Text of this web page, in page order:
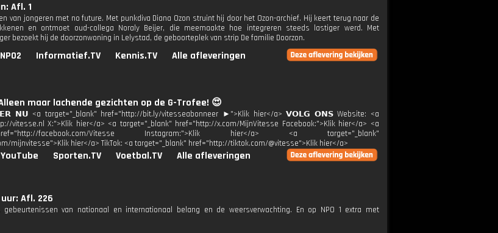
Afl. 1
van jongeren met no future. Met punkdiva Diana Ozon struint hij door het Ozon-archief. Hij keert terug naar de
en ontmoet oud-collega Noraly Beijer, die meemaakte hoe integreren steeds lastiger werd. Met
bezoekt hij de doorzonwoning in Lelystad, de geboorteplek van strip De familie Doorzon.
NPO2 Informatief.TV Kennis.TV Alle afleveringen
Alleen maar lachende gezichten op de G-Trofee! 😍
<a target="_blank" href="http://bit.ly/vitesseabonneer ►">Klik hier</a> 𝗩𝗢𝗟𝗚 𝗢𝗡𝗦 Website: <a
vitesse.nl X:">Klik hier</a> <a target="_blank" href="http://x.com/MijnVitesse Facebook:">Klik hier</a> <a
facebook.com/Vitesse Instagram:">Klik hier</a> <a target="_blank"
mijnvitesse">Klik hier</a> TikTok: <a target="_blank" href="http://tiktok.com/@vitesse">Klik hier</a>
YouTube Sporten.TV Voetbal.TV Alle afleveringen
Afl. 226
van nationaal en internationaal belang en de weersverwachting. En op NPO 1 extra met